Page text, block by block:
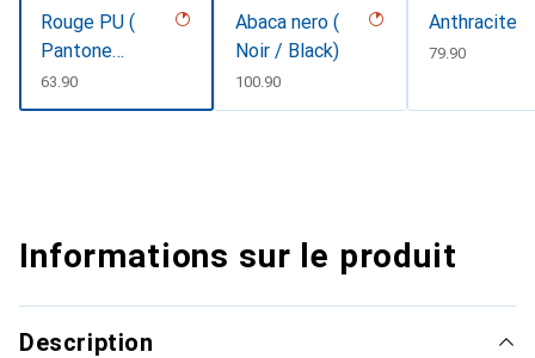
Rouge PU (
Pantone
#d50032 )
CHF
63.90
Abaca nero (
Noir / Black)
CHF
100.90
Anthracite
CHF
79.90
Informations sur le produit
Description